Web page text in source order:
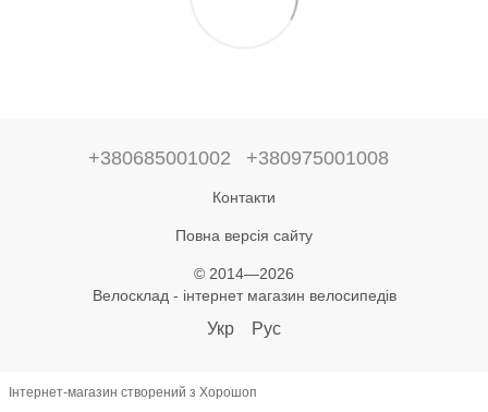
+380685001002 +380975001008
Контакти
Повна версія сайту
© 2014—2026
Велосклад - інтернет магазин велосипедів
Укр Рус
Інтернет-магазин створений з Хорошоп